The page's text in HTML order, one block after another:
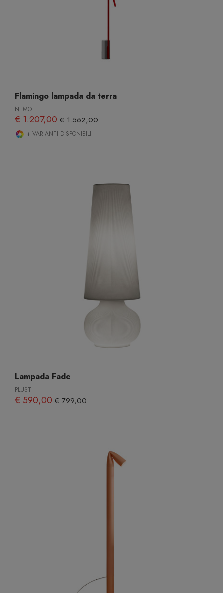
Flamingo lampada da terra
NEMO
€ 1.207,00 € 1.562,00
+ VARIANTI DISPONIBILI
Lampada Fade
PLUST
€ 590,00 € 799,00